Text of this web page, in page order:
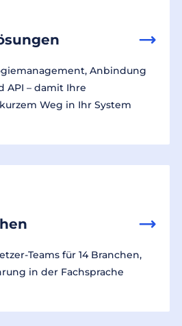
Anbindung
API – damit Ihre
Weg in Ihr System
Teams für 14 Branchen,
in der Fachsprache